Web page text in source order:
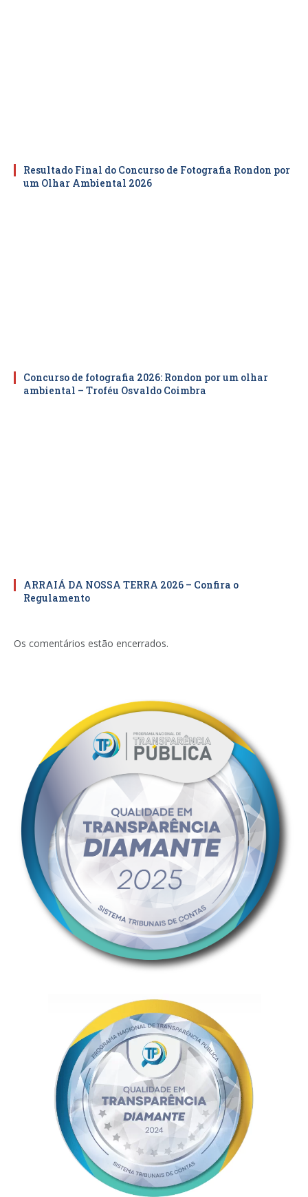
Resultado Final do Concurso de Fotografia Rondon por
um Olhar Ambiental 2026
Concurso de fotografia 2026: Rondon por um olhar
ambiental – Troféu Osvaldo Coimbra
ARRAIÁ DA NOSSA TERRA 2026 – Confira o
Regulamento
Os comentários estão encerrados.